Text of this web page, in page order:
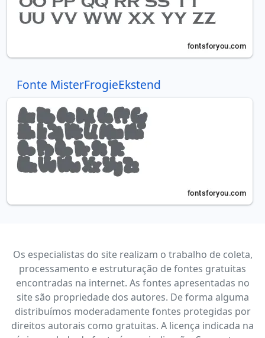
Fonte MisterFrogieEkstend
Os especialistas do site realizam o trabalho de coleta,
processamento e estruturação de fontes gratuitas
encontradas na internet. As fontes apresentadas no
site são propriedade dos autores. De forma alguma
distribuímos moderadamente fontes protegidas por
direitos autorais como gratuitas. A licença indicada na